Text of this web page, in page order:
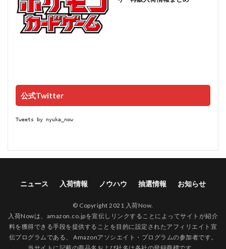
公式Twitter
Tweets by nyuka_now
ニュース 入荷情報 ノウハウ 抽選情報 お知らせ
© Copyright 2021 入荷Now.
入荷Nowは、amazon.co.jpを宣伝しリンクすることによってサイトが紹介
料を獲得できる手段を提供することを目的に設定されたアフィリエイト宣
伝プログラムである、 Amazonアソシエイト・プログラムの参加者です。
当サイトに記載の商品名および社名は各社の登録商標です。